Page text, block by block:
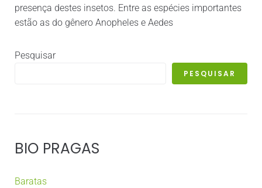
presença destes insetos. Entre as espécies importantes
estão as do gênero Anopheles e Aedes
Pesquisar
PESQUISAR
BIO PRAGAS
Baratas